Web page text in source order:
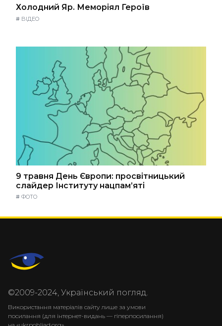
Холодний Яр. Меморіял Героїв
# ВІДЕО
9 травня День Європи: просвітницький
слайдер Інституту нацпам’яті
# ФОТО
©2009-2024, Український погляд.
Використання матеріалів сайту лише за умови
посилання (для інтернет-видань — гіперпосилання)